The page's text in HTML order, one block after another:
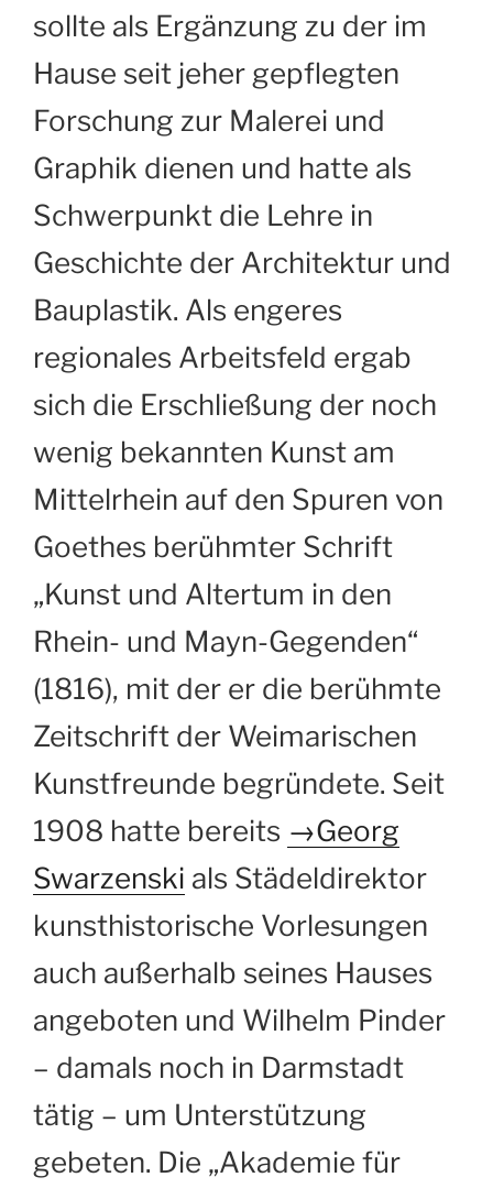
sollte als Ergänzung zu der im
Hause seit jeher gepflegten
Forschung zur Malerei und
Graphik dienen und hatte als
Schwerpunkt die Lehre in
Geschichte der Architektur und
Bauplastik. Als engeres
regionales Arbeitsfeld ergab
sich die Erschließung der noch
wenig bekannten Kunst am
Mittelrhein auf den Spuren von
Goethes berühmter Schrift
„Kunst und Altertum in den
Rhein- und Mayn-Gegenden“
(1816), mit der er die berühmte
Zeitschrift der Weimarischen
Kunstfreunde begründete. Seit
1908 hatte bereits →Georg
Swarzenski als Städeldirektor
kunsthistorische Vorlesungen
auch außerhalb seines Hauses
angeboten und Wilhelm Pinder
– damals noch in Darmstadt
tätig – um Unterstützung
gebeten. Die „Akademie für